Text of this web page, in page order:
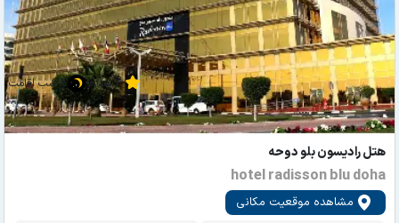
هتل رادیسون بلو دوحه
hotel radisson blu doha
مشاهده موقعیت مکانی
4 ستاره 5 شب اقامت